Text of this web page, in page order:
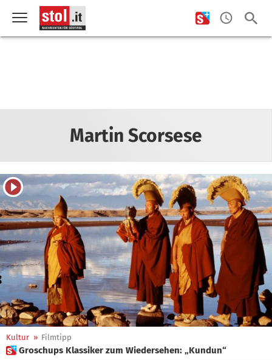
Martin Scorsese
Kultur » Filmtipp
 Groschups Klassiker zum Wiedersehen: „Kundun“